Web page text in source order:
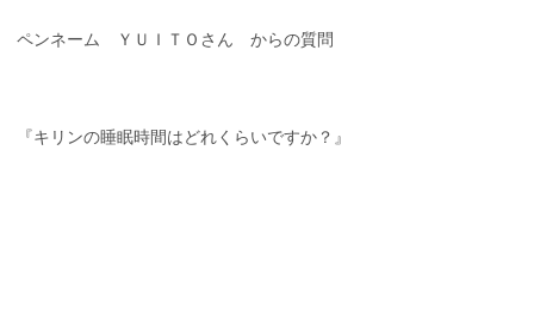
ペンネーム ＹＵＩＴＯさん からの質問
『キリンの睡眠時間はどれくらいですか？』